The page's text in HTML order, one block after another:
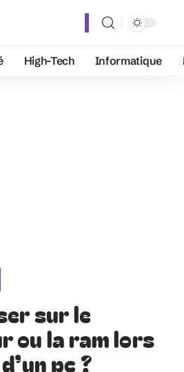
High-Tech Informatique
sur le
ou la ram lors
pc ?